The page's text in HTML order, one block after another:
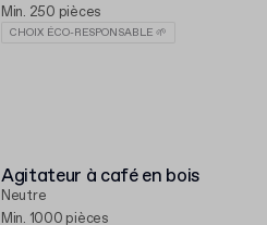
Min. 250 pièces
CHOIX ÉCO-RESPONSABLE 🌱
Agitateur à café en bois
Neutre
Min. 1000 pièces